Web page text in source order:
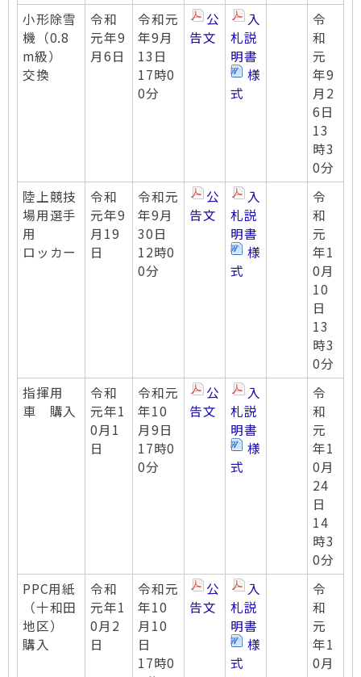
小形除雪
機（0.8
m級）
交換
令和
元年9
月6日
令和元
年9月
13日
17時0
0分
公
告文
入
札説
明書
様
式
令
和
元
年9
月2
6日
13
時3
0分
陸上競技
場用選手
用
ロッカー
令和
元年9
月19
日
令和元
年9月
30日
12時0
0分
公
告文
入
札説
明書
様
式
令
和
元
年1
0月
10
日
13
時3
0分
指揮用
車 購入
令和
元年1
0月1
日
令和元
年10
月9日
17時0
0分
公
告文
入
札説
明書
様
式
令
和
元
年1
0月
24
日
14
時3
0分
PPC用紙
（十和田
地区）
購入
令和
元年1
0月2
日
令和元
年10
月10
日
17時0
公
告文
入
札説
明書
様
式
令
和
元
年1
0月